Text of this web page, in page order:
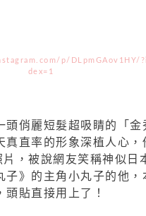
p/DLpmGAov1HY/
dex=1
頭俏麗短髮超吸睛的「金
真直率的形象深植人心，
，被說網友笑稱神似日
子》的主角小丸子的他，
頭貼直接用上了！